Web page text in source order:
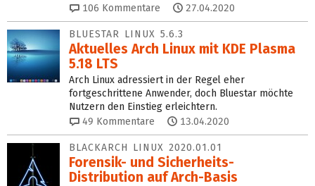
106 Kommentare 27.04.2020
BLUESTAR LINUX 5.6.3
Aktuelles Arch Linux mit KDE Plasma
5.18 LTS
Arch Linux adressiert in der Regel eher
fortgeschrittene Anwender, doch Bluestar möchte
Nutzern den Einstieg erleichtern.
49 Kommentare 13.04.2020
BLACKARCH LINUX 2020.01.01
Forensik- und Sicherheits-
Distribution auf Arch-Basis